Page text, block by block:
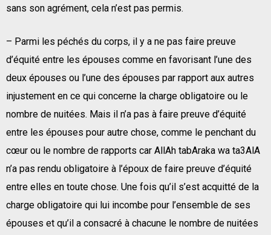
sans son agrément, cela n’est pas permis.
– Parmi les péchés du corps, il y a ne pas faire preuve
d’équité entre les épouses comme en favorisant l’une des
deux épouses ou l’une des épouses par rapport aux autres
injustement en ce qui concerne la charge obligatoire ou le
nombre de nuitées. Mais il n’a pas à faire preuve d’équité
entre les épouses pour autre chose, comme le penchant du
cœur ou le nombre de rapports car AllAh tabAraka wa ta3AlA
n’a pas rendu obligatoire à l’époux de faire preuve d’équité
entre elles en toute chose. Une fois qu’il s’est acquitté de la
charge obligatoire qui lui incombe pour l’ensemble de ses
épouses et qu’il a consacré à chacune le nombre de nuitées